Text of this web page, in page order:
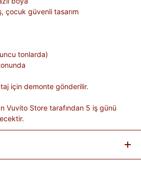
çocuk güvenli tasarım
tonlarda)
için demonte gönderilir.
Vuvito Store tarafından 5 iş günü